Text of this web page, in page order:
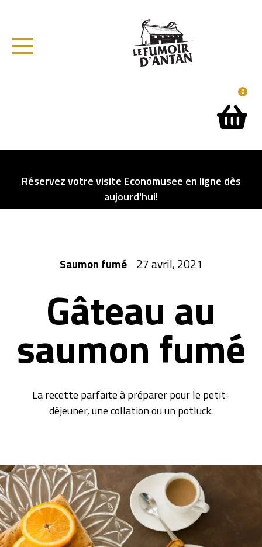
0
Réservez votre visite Economusee en ligne dès
aujourd'hui!
Saumon fumé 27 avril, 2021
Gâteau au
saumon fumé
La recette parfaite à préparer pour le petit-
déjeuner, une collation ou un potluck.